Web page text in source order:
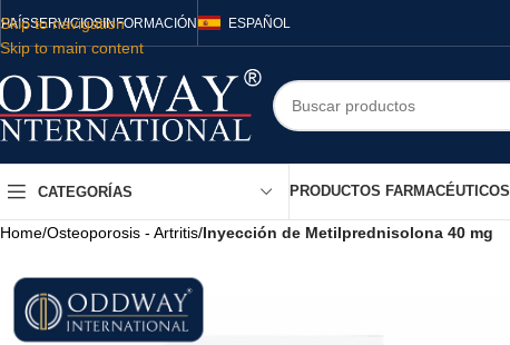
Skip to navigation
Skip to main content
PAÍSSERVICIOSINFORMACIÓN ESPAÑOL
CATEGORÍAS PRODUCTOS FARMACÉUTICOS
Home/Osteoporosis - Artritis/Inyección de Metilprednisolona 40 mg